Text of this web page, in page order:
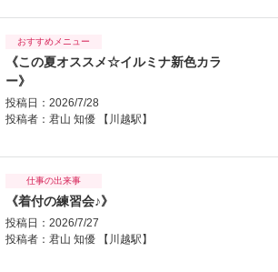
おすすめメニュー
《この夏オススメ☆イルミナ新色カラ
ー》
投稿日：2026/7/28
投稿者： 君山 知優 【川越駅】
仕事の出来事
《着付の練習会♪》
投稿日：2026/7/27
投稿者： 君山 知優 【川越駅】